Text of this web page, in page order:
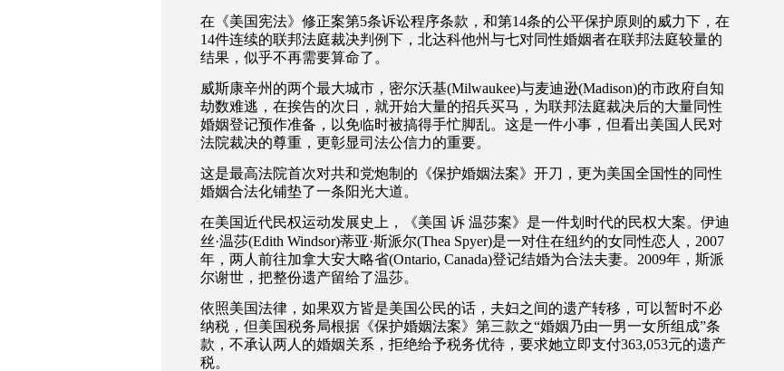
在《美国宪法》修正案第5条诉讼程序条款，和第14条的公平保护原则的威力下，在
14件连续的联邦法庭裁决判例下，北达科他州与七对同性婚姻者在联邦法庭较量的
结果，似乎不再需要算命了。
威斯康辛州的两个最大城市，密尔沃基(Milwaukee)与麦迪逊(Madison)的市政府自知
劫数难逃，在挨告的次日，就开始大量的招兵买马，为联邦法庭裁决后的大量同性
婚姻登记预作准备，以免临时被搞得手忙脚乱。这是一件小事，但看出美国人民对
法院裁决的尊重，更彰显司法公信力的重要。
这是最高法院首次对共和党炮制的《保护婚姻法案》开刀，更为美国全国性的同性
婚姻合法化铺垫了一条阳光大道。
在美国近代民权运动发展史上，《美国 诉 温莎案》是一件划时代的民权大案。伊迪
丝·温莎(Edith Windsor)蒂亚·斯派尔(Thea Spyer)是一对住在纽约的女同性恋人， 2007
年，两人前往加拿大安大略省(Ontario, Canada)登记结婚为合法夫妻。 2009年，斯派
尔谢世，把整份遗产留给了温莎。
依照美国法律，如果双方皆是美国公民的话，夫妇之间的遗产转移，可以暂时不必
纳税，但美国税务局根据《保护婚姻法案》第三款之“婚姻乃由一男一女所组成”条
款，不承认两人的婚姻关系，拒绝给予税务优待，要求她立即支付363,053元的遗产
税。